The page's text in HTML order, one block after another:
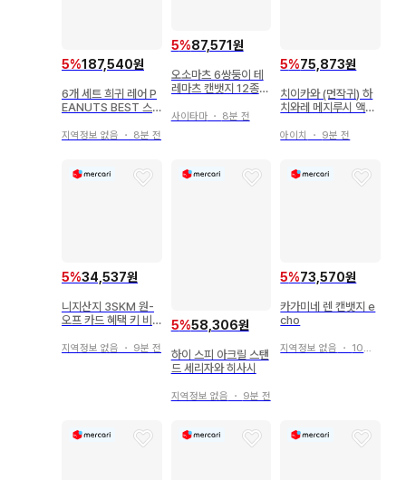
5%187,540원
6개 세트 희귀 레어 P
EANUTS BEST 스
리
지역정보 없음 ・ 8분 전
5%87,571원
오소마츠 6쌍둥이 테
레마츠 캔뱃지 12종
잇카라, 쥬시마츠, 토
사이타마・ 8분 전
5%75,873원
치이카와 (먼작귀) 하
치와레 메지루시 액세
아이치 ・ 9분 전
5%34,537원
니지산지 3SKM 원-
오프 카드 혜택 키 비
지역정보 없음 ・ 9분 전
5%58,306원
하이 스피 아크릴 스탠
드 세리자와 히사시
지역정보 없음 ・ 9분 전
5%73,570원
카가미네 렌 캔뱃지 e
cho
지역정보 없음 ・ 10분 전